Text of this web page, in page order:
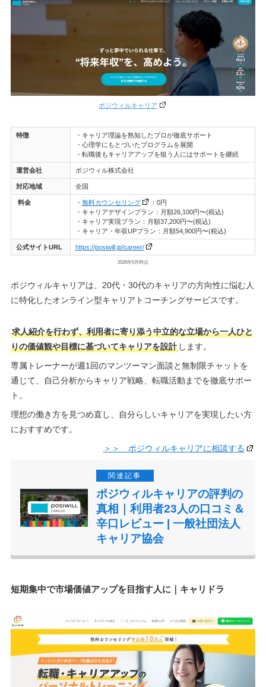
ポジウィルキャリア
特徴
・キャリア理論を熟知したプロが徹底サポート
・心理学にもとづいたプログラムを展開
・転職後もキャリアアップを狙う人にはサポートを継続
運営会社 ポジウィル株式会社
対応地域 全国
料金 ・ 無料カウンセリング
：0円
・キャリアデザインプラン：月額26,100円〜(税込)
・キャリア実現プラン：月額37,200円〜(税込)
・キャリア・年収UPプラン：月額54,900円〜(税込)
公式サイトURL https://posiwill.jp/career/
2026年5月時点
ポジウィルキャリアは、20代・30代のキャリアの方向性に悩む人
に特化したオンライン型キャリアトコーチングサービスです。
求人紹介を行わず、利用者に寄り添う中立的な立場から一人ひと
りの価値観や目標に基づいてキャリアを設計します。
専属トレーナーが週1回のマンツーマン面談と無制限チャットを
通じて、自己分析からキャリア戦略、転職活動までを徹底サポー
ト。
理想の働き方を見つめ直し、自分らしいキャリアを実現したい方
におすすめです。
＞＞ ポジウィルキャリアに相談する
ポジウィルキャリアの評判の
真相｜利用者23人の口コミ＆
辛口レビュー | 一般社団法人
キャリア協会
短期集中で市場価値アップを目指す人に｜キャリドラ